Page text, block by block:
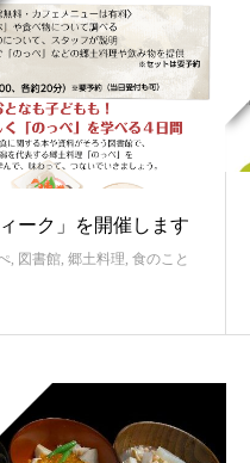
ィーク」を開催します
図書館 郷土料理 食のこと